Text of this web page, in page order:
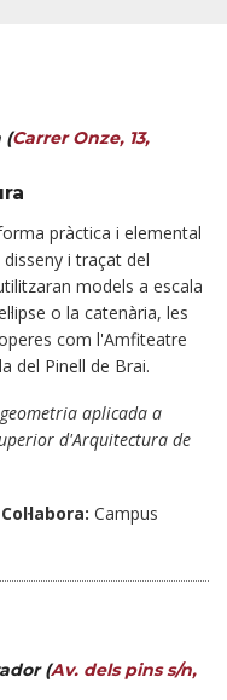
(Carrer Onze, 13,
pràctica i elemental
i traçat del
models a escala
o la catenària, les
com l'Amfiteatre
del Pinell de Brai.
aplicada a
d'Arquitectura de
Col·labora: Campus
(Av. dels pins s/n,